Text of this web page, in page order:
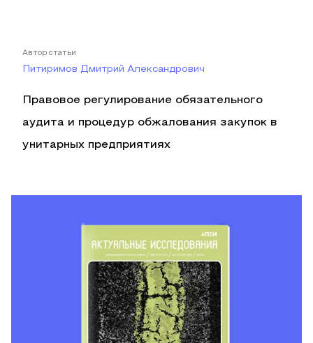
Автор статьи
Питиримов Дмитрий Александрович
Правовое регулирование обязательного
аудита и процедур обжалования закупок в
унитарных предприятиях